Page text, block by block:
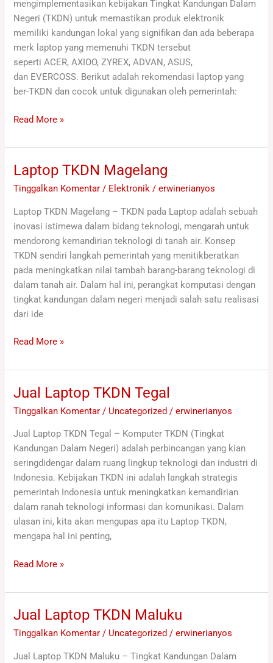
mengimplementasikan kebijakan Tingkat Kandungan Dalam
Negeri (TKDN) untuk memastikan produk elektronik
memiliki kandungan lokal yang signifikan dan ada beberapa
merk laptop yang memenuhi TKDN tersebut
seperti ACER, AXIOO, ZYREX, ADVAN, ASUS,
dan EVERCOSS. Berikut adalah rekomendasi laptop yang
ber-TKDN dan cocok untuk digunakan oleh pemerintah:
Read More »
Laptop TKDN Magelang
Tinggalkan Komentar / Elektronik /erwinerianyos
Laptop TKDN Magelang – TKDN pada Laptop adalah sebuah
inovasi istimewa dalam bidang teknologi, mengarah untuk
mendorong kemandirian teknologi di tanah air. Konsep
TKDN sendiri langkah pemerintah yang menitikberatkan
pada meningkatkan nilai tambah barang-barang teknologi di
dalam tanah air. Dalam hal ini, perangkat komputasi dengan
tingkat kandungan dalam negeri menjadi salah satu realisasi
dari ide
Laptop
TKDN
Magelang
Read More »
Jual Laptop TKDN Tegal
Tinggalkan Komentar / Uncategorized /erwinerianyos
Jual Laptop TKDN Tegal – Komputer TKDN (Tingkat
Kandungan Dalam Negeri) adalah perbincangan yang kian
seringdidengar dalam ruang lingkup teknologi dan industri di
Indonesia. Kebijakan TKDN ini adalah langkah strategis
pemerintah Indonesia untuk meningkatkan kemandirian
dalam ranah teknologi informasi dan komunikasi. Dalam
ulasan ini, kita akan mengupas apa itu Laptop TKDN,
mengapa hal ini penting,
Jual
Laptop
TKDN
Tegal
Read More »
Jual Laptop TKDN Maluku
Tinggalkan Komentar / Uncategorized /erwinerianyos
Jual Laptop TKDN Maluku – Tingkat Kandungan Dalam
Jual
Laptop
Maluku